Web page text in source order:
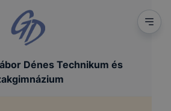
Dénes Technikum és